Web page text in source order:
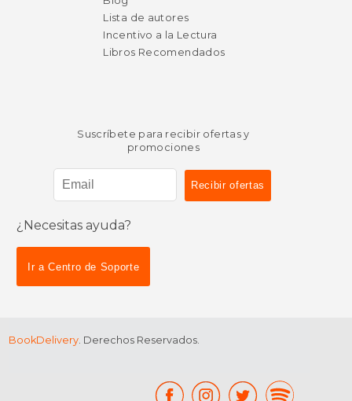
Lista de autores
Incentivo a la Lectura
Libros Recomendados
Suscríbete para recibir ofertas y
promociones
¿Necesitas ayuda?
Ir a Centro de Soporte
BookDelivery. Derechos Reservados.